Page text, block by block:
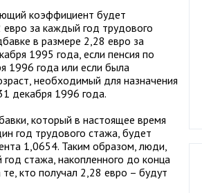
коэффициент будет
за каждый год трудового
в размере 2,28 евро за
1995 года, если пенсия по
1996 года или если была
необходимый для назначения
декабря 1996 года.
который в настоящее время
год трудового стажа, будет
1,0654. Таким образом, люди,
стажа, накопленного до конца
кто получал 2,28 евро – будут